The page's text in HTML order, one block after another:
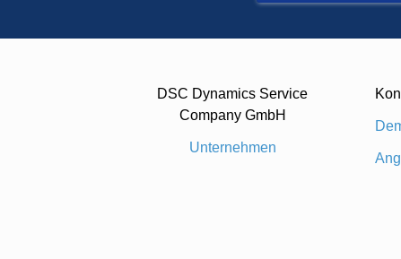
DSC Dynamics Service
Company GmbH
Unternehmen